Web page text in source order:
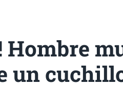
Hombre
un